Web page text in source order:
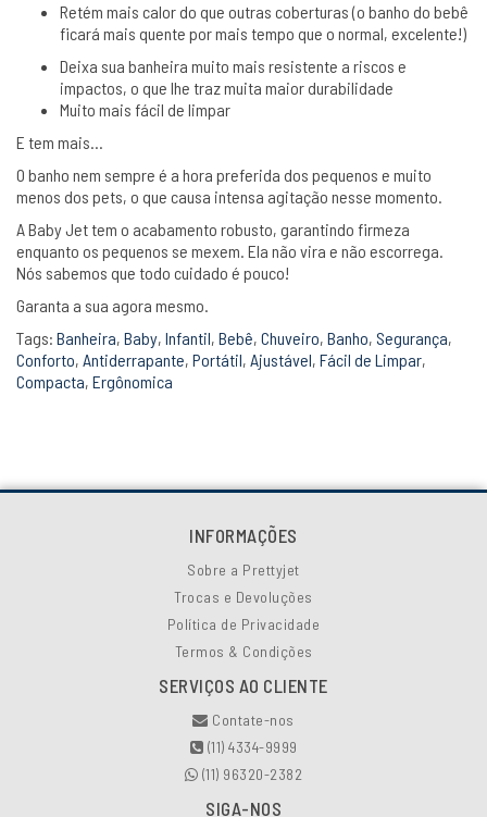
Retém mais calor do que outras coberturas (o banho do bebê
ficará mais quente por mais tempo que o normal, excelente!)
Deixa sua banheira muito mais resistente a riscos e
impactos, o que lhe traz muita maior durabilidade
Muito mais fácil de limpar
E tem mais…
O banho nem sempre é a hora preferida dos pequenos e muito
menos dos pets, o que causa intensa agitação nesse momento.
A Baby Jet tem o acabamento robusto, garantindo firmeza
enquanto os pequenos se mexem. Ela não vira e não escorrega.
Nós sabemos que todo cuidado é pouco!
Garanta a sua agora mesmo.
Tags: Banheira, Baby, Infantil, Bebê, Chuveiro, Banho, Segurança,
Conforto, Antiderrapante, Portátil, Ajustável, Fácil de Limpar,
Compacta, Ergônomica
INFORMAÇÕES
Sobre a Prettyjet
Trocas e Devoluções
Política de Privacidade
Termos & Condições
SERVIÇOS AO CLIENTE
Contate-nos
(11) 4334-9999
(11) 96320-2382
SIGA-NOS